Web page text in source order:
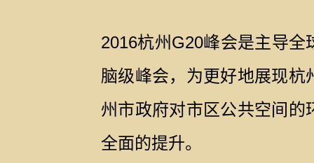
2016杭州G20峰会是主导全
脑级峰会，为更好地展现杭
州市政府对市区公共空间的
全面的提升。